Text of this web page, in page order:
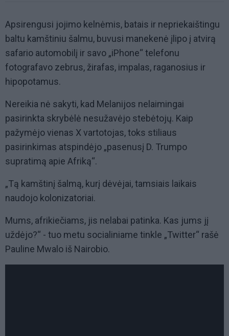
Apsirengusi jojimo kelnėmis, batais ir nepriekaištingu
baltu kamštiniu šalmu, buvusi manekenė įlipo į atvirą
safario automobilį ir savo „iPhone“ telefonu
fotografavo zebrus, žirafas, impalas, raganosius ir
hipopotamus.
Nereikia nė sakyti, kad Melanijos nelaimingai
pasirinkta skrybėlė nesužavėjo stebėtojų. Kaip
pažymėjo vienas X vartotojas, toks stiliaus
pasirinkimas atspindėjo „pasenusį D. Trumpo
supratimą apie Afriką“.
„Tą kamštinį šalmą, kurį dėvėjai, tamsiais laikais
naudojo kolonizatoriai.
Mums, afrikiečiams, jis nelabai patinka. Kas jums jį
uždėjo?“ - tuo metu socialiniame tinkle „Twitter“ rašė
Pauline Mwalo iš Nairobio.